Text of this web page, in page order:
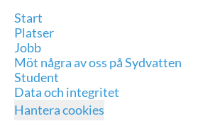
Start
Platser
Jobb
Möt några av oss på Sydvatten
Student
Data och integritet
Hantera cookies